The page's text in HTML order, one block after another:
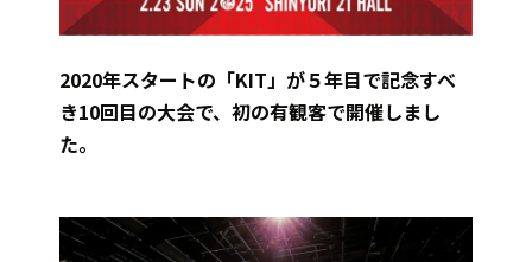
2020年スタートの「KIT」が５年目で記念すべ
き10回目の大会で、初の有観客で開催しまし
た。